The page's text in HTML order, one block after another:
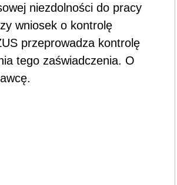
niezdolności do pracy
wniosek o kontrolę
przeprowadza kontrolę
tego zaświadczenia. O